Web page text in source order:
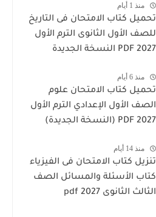
منذ 1 أيام
تحميل كتاب الامتحان فى التاريخ
للصف الأول الثانوى الترم الأول
2027 PDF النسخة الجديدة
منذ 6 أيام
تحميل كتاب الامتحان علوم
الصف الأول الإعدادي الترم الأول
2027 PDF (النسخة الجديدة)
منذ 14 أيام
تنزيل كتاب الامتحان فى الفيزياء
كتاب الأسئلة والمسائل الصف
الثالث الثانوى 2027 pdf